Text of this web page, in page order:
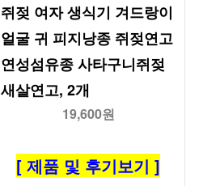
쥐젖 여자 생식기 겨드랑이
얼굴 귀 피지낭종 쥐젖연고
연성섬유종 사타구니쥐젖
새살연고, 2개
19,600원
[ 제품 및 후기보기 ]